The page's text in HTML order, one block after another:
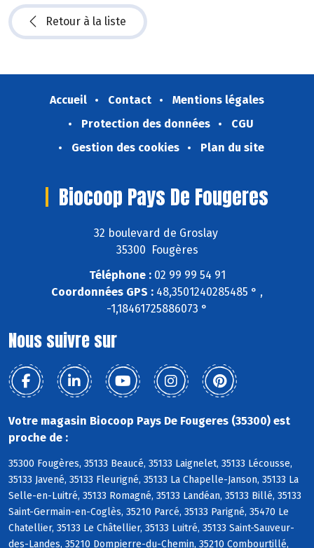
Retour à la liste
Accueil Contact
Mentions légales
Protection des données
CGU
Gestion des cookies
Plan du site
Biocoop Pays De Fougeres
32 boulevard de Groslay
35300 Fougères
Téléphone :02 99 99 54 91
Coordonnées GPS : 48,3501240285485 ° ,
-1,18461725886073 °
Nous suivre sur
Votre magasin Biocoop Pays De Fougeres (35300) est
proche de :
35300 Fougères, 35133 Beaucé, 35133 Laignelet, 35133 Lécousse,
35133 Javené, 35133 Fleurigné, 35133 La Chapelle-Janson, 35133 La
Selle-en-Luitré, 35133 Romagné, 35133 Landéan, 35133 Billé, 35133
Saint-Germain-en-Coglès, 35210 Parcé, 35133 Parigné, 35470 Le
Chatellier, 35133 Le Châtellier, 35133 Luitré, 35133 Saint-Sauveur-
des-Landes, 35210 Dompierre-du-Chemin, 35210 Combourtillé,